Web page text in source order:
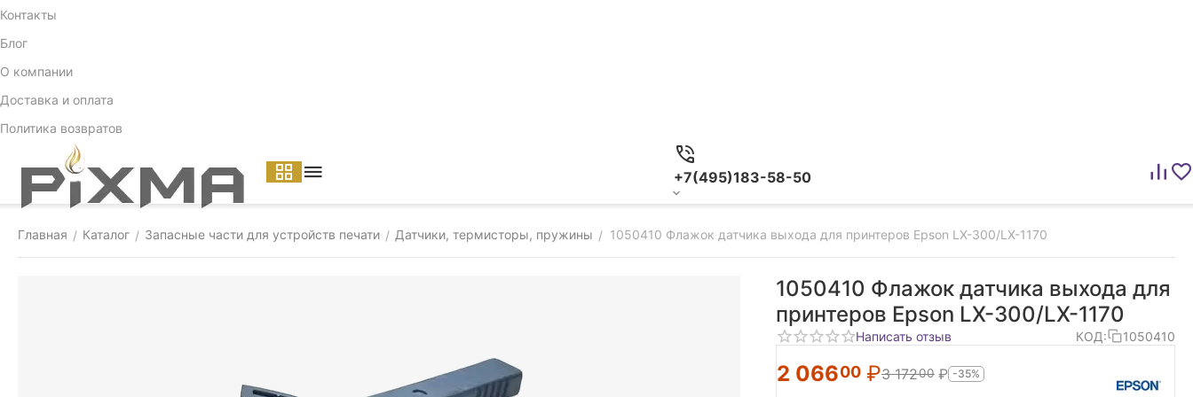
Контакты
Блог
О компании
Доставка и оплата
Политика возвратов
+7(495)183-58-50
Главная / Каталог / Запасные части для устройств печати / Датчики, термисторы, пружины / 1050410 Флажок датчика выхода для принтеров Epson LX-300/LX-1170
1050410 Флажок датчика выхода для
принтеров Epson LX-300/LX-1170
Написать отзыв КОД: 1050410
2 06600 ₽3 17200 ₽ -35%